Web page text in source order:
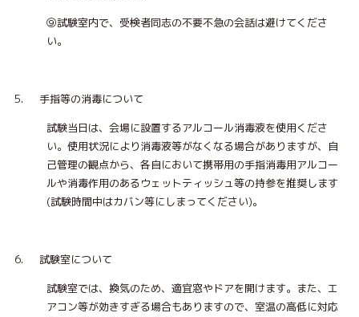
⑨試験室内で、受検者同志の不要不急の会話は避けてくださ
い。
5. 手指等の消毒について
試験当日は、会場に設置するアルコール消毒液を使用くださ
い。使用状況により消毒液等がなくなる場合がありますが、自
己管理の観点から、各自において携帯用の手指消毒用アルコー
ルや消毒作用のあるウェットティッシュ等の持参を推奨します
(試験時間中はカバン等にしまってください)。
6. 試験室について
試験室では、換気のため、適宜窓やドアを開けます。また、エ
アコン等が効きすぎる場合もありますので、室温の高低に対応